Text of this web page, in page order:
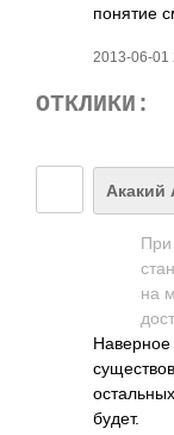
понятие
2013-06-01
ОТКЛИКИ:
Акакий
П­ри
на
Наверное
будет.